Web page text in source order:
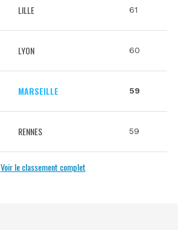
LILLE 61
LYON 60
MARSEILLE 59
RENNES 59
Voir le classement complet